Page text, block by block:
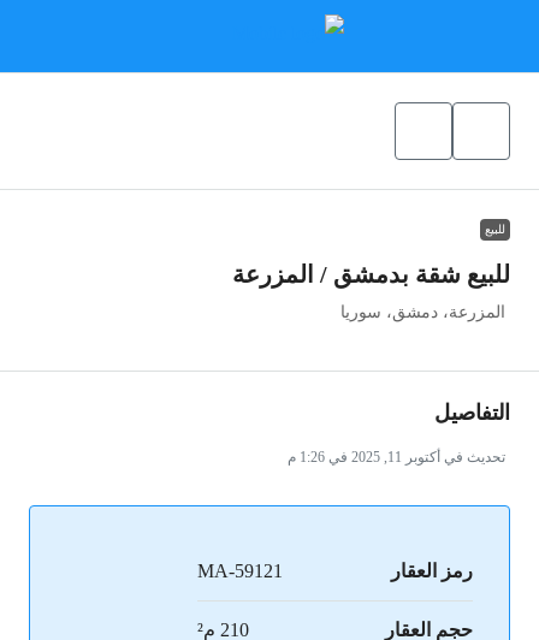
للبيع
للبيع شقة بدمشق / المزرعة
المزرعة، دمشق، سوريا
التفاصيل
تحديث في أكتوبر 11, 2025 في 1:26 م
رمز العقار MA-59121
حجم العقار 210 م²